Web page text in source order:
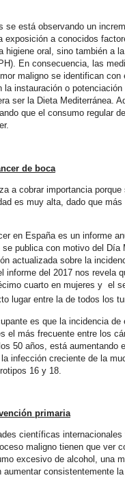
se está observando un
exposición a conocidos
higiene oral, sino también a
En consecuencia, las
maligno se identifican
instauración o
ser la Dieta Mediterránea.
que el consumo regular
de boca
a cobrar importancia
es muy alta, dado que
en España es un informe
se publica con motivo del
actualizada sobre la
informe del 2017 nos revela
cuarto en mujeres y el
lugar entre la de todos los
es que la incidencia
el más frecuente entre los
50 años, está aumentando
infección creciente de la
16 y 18.
primaria
científicas
maligno tienen que ver
excesivo de alcohol, una
consistentemente